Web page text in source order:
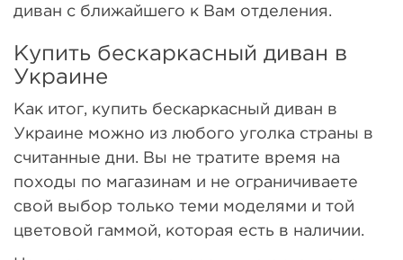
диван с ближайшего к Вам отделения.
Купить бескаркасный диван в
Украине
Как итог, купить бескаркасный диван в
Украине можно из любого уголка страны в
считанные дни. Вы не тратите время на
походы по магазинам и не ограничиваете
свой выбор только теми моделями и той
цветовой гаммой, которая есть в наличии.